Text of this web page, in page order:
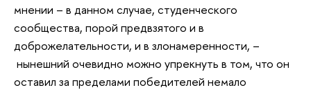
мнении – в данном случае, студенческого
сообщества, порой предвзятого и в
доброжелательности, и в злонамеренности, –
нынешний очевидно можно упрекнуть в том, что он
оставил за пределами победителей немало